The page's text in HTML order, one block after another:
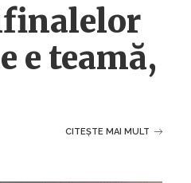
e teamă,
CITEȘTE MAI MULT